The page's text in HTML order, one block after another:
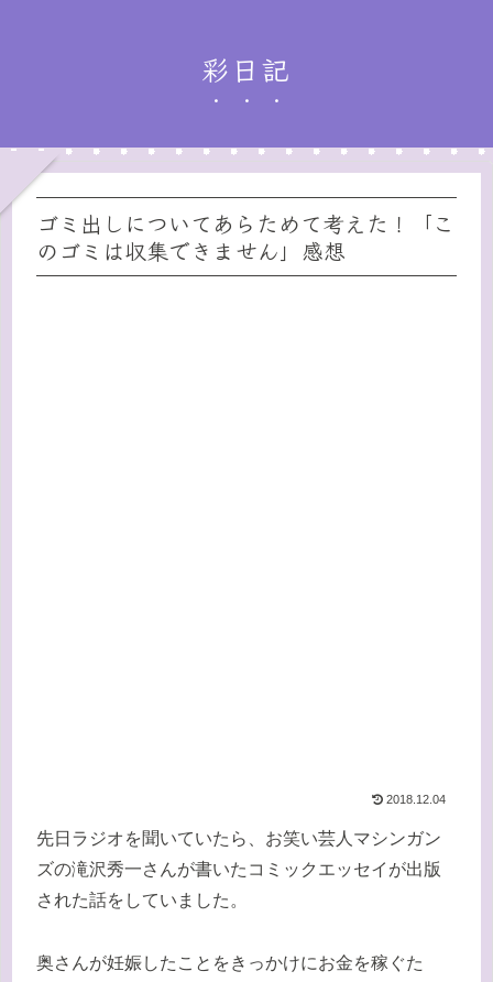
彩日記
ゴミ出しについてあらためて考えた！「こ
のゴミは収集できません」感想
2018.12.04
先日ラジオを聞いていたら、お笑い芸人マシンガン
ズの滝沢秀一さんが書いたコミックエッセイが出版
された話をしていました。
奥さんが妊娠したことをきっかけにお金を稼ぐた